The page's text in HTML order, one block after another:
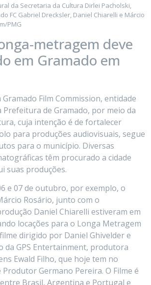
da Secretaria da Cultura Dirlei Pacholski,
FC Gabriel Drecksler, Daniel Chiarelli e Márcio
PMG
metragem deve
em Gramado em
Gramado Film Commission, entidade
Prefeitura de Gramado, por meio da
cuja intenção é de fortalecer
para produções audiovisuais, segue
para o município. Diversas
têm procurado a cidade
suas produções.
e 07 de outubro, por exemplo, o
Rosário, junto com o
Daniel Chiarelli estiveram em
locações para o Longa Metragem
dirigido por Daniel Ghivelder e
da GPS Entertainment, produtora
Ewald Filho, que hoje tem no
Germano Pereira. O Filme é
Brasil, Argentina e Portugal e